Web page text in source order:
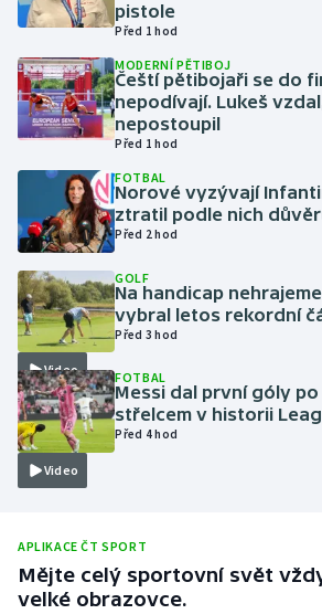
Krasobruslení
Lezení
Lyže a snowboard
Moderní pětiboj
Motorsport
Olympijské hry
Parasport
Plavání
Plážový volejbal
Rychlobruslení
Rychlostní kanoistika
pistole
Před 1 hod
MODERNÍ PĚTIBOJ
Čeští pětibojaři se do
nepodívají. Lukeš
nepostoupil
Před 1 hod
FOTBAL
Norové vyzývají
ztratil podle nich
Před 2 hod
Video
GOLF
Na handicap
vybral letos rekordní
Před 3 hod
Video
FOTBAL
Messi dal první góly po
střelcem v historii
Před 4 hod
APLIKACE ČT SPORT
Mějte celý sportovní svět
velké obrazovce.